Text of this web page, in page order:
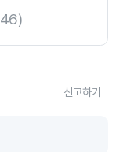
46)
신고하기